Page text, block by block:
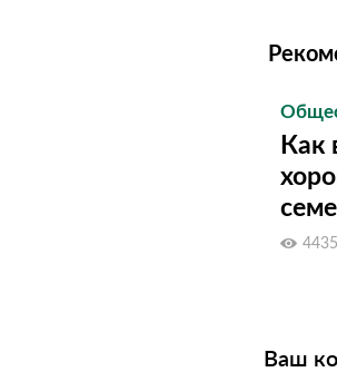
Как
4435
Ваш